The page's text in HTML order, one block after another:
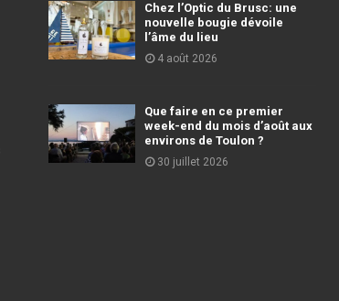
Chez l’Optic du Brusc: une
nouvelle bougie dévoile
l’âme du lieu
4 août 2026
Que faire en ce premier
week-end du mois d’août aux
environs de Toulon ?
30 juillet 2026